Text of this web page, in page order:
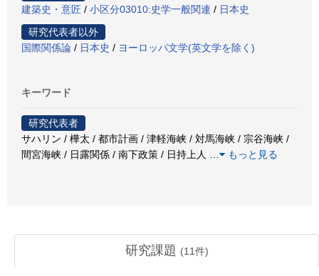
建築史・意匠 / 小区分03010:史学一般関連 / 日本史
研究代表者以外
国際関係論 / 日本史 / ヨーロッパ文学(英文学を除く)
キーワード
研究代表者
サハリン / 樺太 / 都市計画 / 津軽海峡 / 対馬海峡 / 宗谷海峡 /
間宮海峡 / 日露関係 / 南下政策 / 日持上人
もっと見る
研究課題 (11件)